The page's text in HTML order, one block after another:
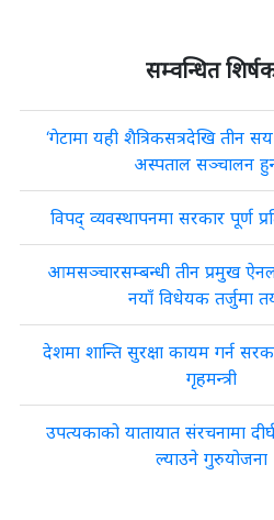
सम्वन्धित
‘गेटामा यही शैत्रिकसत्रदेखि तीन
अस्पताल सञ्चालन
विपद् व्यवस्थापनमा सरकार पूर्ण
आमसञ्चारसम्बन्धी तीन प्रमुख
नयाँ विधेयक तर्जुमा
देशमा शान्ति सुरक्षा कायम गर्न
गृहमन्त्री
उपत्यकाको यातायात संरचनामा
ल्याउने गुरुयोजना